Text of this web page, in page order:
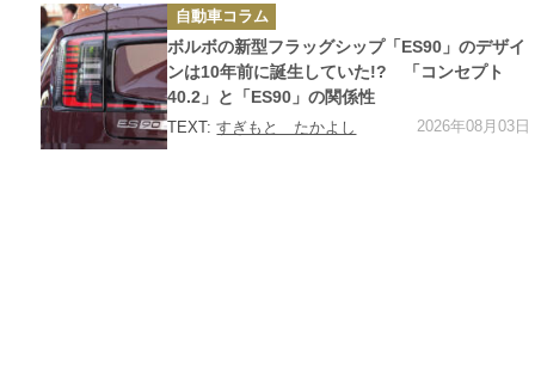
カ
テ
ゴ
リ
ー
自動車コラム
ボルボの新型フラッグシップ「ES90」のデザイ
ンは10年前に誕生していた!? 「コンセプト
40.2」と「ES90」の関係性
TEXT:すぎもと たかよし 2026年08月03日